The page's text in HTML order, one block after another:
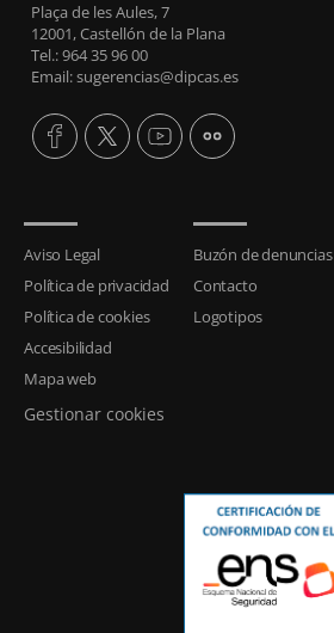
Plaça de les Aules, 7
12001, Castellón de la Plana
Tel.: 964 35 96 00
Email: sugerencias@dipcas.es
Aviso Legal
Política de privacidad
Política de cookies
Accesibilidad
Mapa web
Gestionar cookies
Buzón de denuncias
Contacto
Logotipos